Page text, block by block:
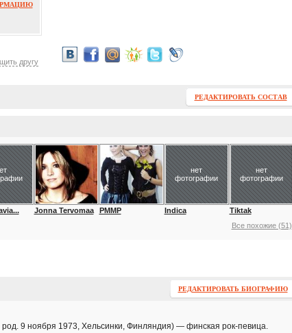
другу
РЕДАКТИРОВАТЬ СОСТАВ
Jonna Tervomaa PMMP
нет
фотографии
Indica
нет
фотографии
Tiktak
Все похожие (51)
РЕДАКТИРОВАТЬ БИОГРАФИЮ
9 ноября 1973, Хельсинки, Финляндия) — финская рок-певица.